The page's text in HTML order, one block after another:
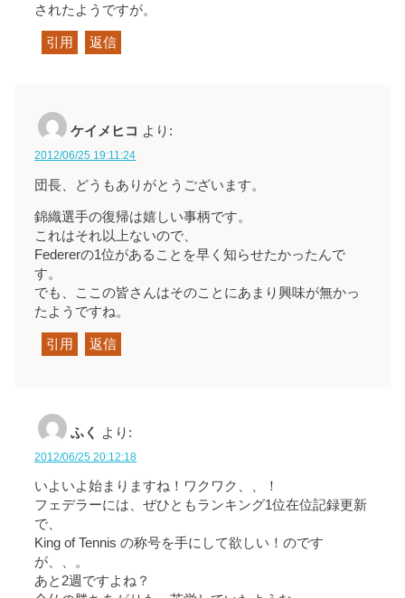
されたようですが。
引用 返信
ケイメヒコ より:
2012/06/25 19:11:24
団長、どうもありがとうございます。
錦織選手の復帰は嬉しい事柄です。
これはそれ以上ないので、
Federerの1位があることを早く知らせたかったんで
す。
でも、ここの皆さんはそのことにあまり興味が無かっ
たようですね。
引用 返信
ふく より:
2012/06/25 20:12:18
いよいよ始まりますね！ワクワク、、！
フェデラーには、ぜひともランキング1位在位記録更新
で、
King of Tennis の称号を手にして欲しい！のです
が、、。
あと2週ですよね？